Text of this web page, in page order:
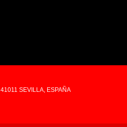
SEVILLA, ESPAÑA